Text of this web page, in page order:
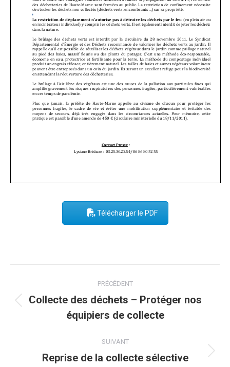
Télécharger le PDF
navigation
PRÉCÉDENT
Onglet
précédent
Collecte des déchets – Protéger nos
équipiers de collecte
SUIVANT
Onglet
Reprise de la collecte sélective